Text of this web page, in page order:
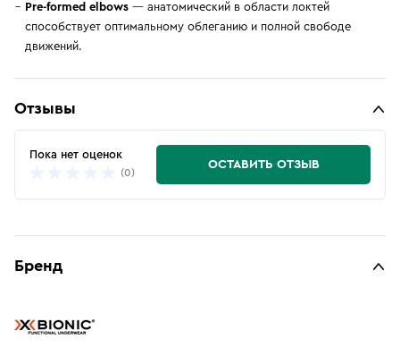
Pre-formed elbows — анатомический в области локтей
способствует оптимальному облеганию и полной свободе
движений.
Отзывы
Пока нет оценок
(0)
ОСТАВИТЬ ОТЗЫВ
Бренд